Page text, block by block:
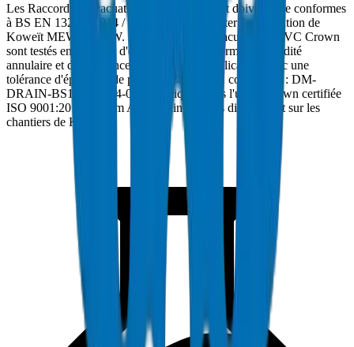
Les Raccords d'Évacuation UPVC à Koweït doivent être conformes
à BS EN 1329-1:2014 / BS EN 1401 et porter l'approbation de
Koweït MEW et MPW. Les Raccords d'Évacuation UPVC Crown
sont testés en pression d'éclatement à des normes de rigidité
annulaire et de résistance à l'écrasement applicables avec une
tolérance d'épaisseur de paroi ±0.3mm. Réf. conformité : DM-
DRAIN-BS1401-2024-002. Fabriqués dans l'usine Crown certifiée
ISO 9001:2015 à Umm Al Quwain et livrés directement sur les
chantiers de Koweït.